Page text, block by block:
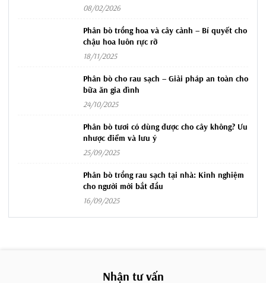
08/02/2026
Phân bò trồng hoa và cây cảnh – Bí quyết cho
chậu hoa luôn rực rỡ
18/11/2025
Phân bò cho rau sạch – Giải pháp an toàn cho
bữa ăn gia đình
24/10/2025
Phân bò tươi có dùng được cho cây không? Ưu
nhược điểm và lưu ý
25/09/2025
Phân bò trồng rau sạch tại nhà: Kinh nghiệm
cho người mới bắt đầu
16/09/2025
Nhận tư vấn